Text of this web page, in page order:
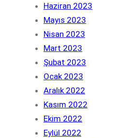
Haziran 2023
Mayıs 2023
Nisan 2023
Mart 2023
Şubat 2023
Ocak 2023
Aralık 2022
Kasım 2022
Ekim 2022
Eylül 2022